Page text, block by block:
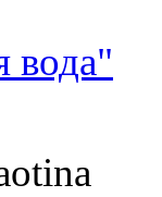
вода"